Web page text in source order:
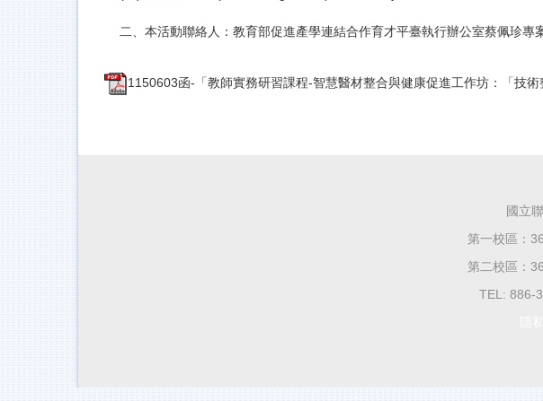
二、本活動聯絡人：教育部促進產學連結合作育才平臺執行辦公室蔡佩珍
1150603函-「教師實務研習課程-智慧醫材整合與健康促進工作坊：「技
國立
第一校區：
第二校區：
TEL: 886-